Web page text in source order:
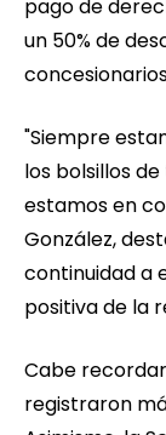
pago de
un 50% de
"Siempre
los bolsillos
estamos en
González,
continuidad a
positiva de la
Cabe
registraron